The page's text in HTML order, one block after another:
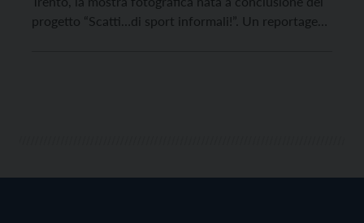
progetto “Scatti…di sport informali!”. Un reportage